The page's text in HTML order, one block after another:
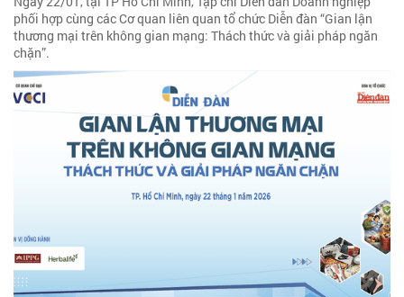
phối hợp cùng các Cơ quan liên quan tổ chức Diễn đàn “Gian lận
thương mại trên không gian mạng: Thách thức và giải pháp ngăn
chặn”.